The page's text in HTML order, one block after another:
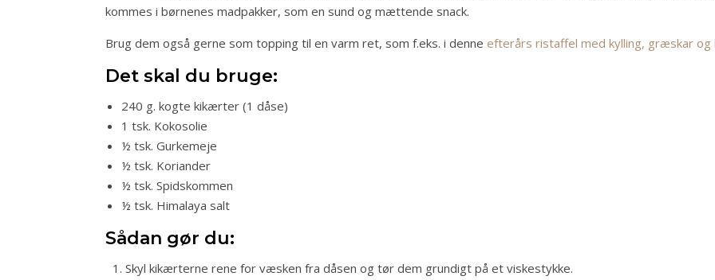
kommes i børnenes madpakker, som en sund og mættende snack.
Brug dem også gerne som topping til en varm ret, som f.eks. i denne efterårs ristaffel med kylling, græskar og
Det skal du bruge:
240 g. kogte kikærter (1 dåse)
1 tsk. Kokosolie
½ tsk. Gurkemeje
½ tsk. Koriander
½ tsk. Spidskommen
½ tsk. Himalaya salt
Sådan gør du:
Skyl kikærterne rene for væsken fra dåsen og tør dem grundigt på et viskestykke.